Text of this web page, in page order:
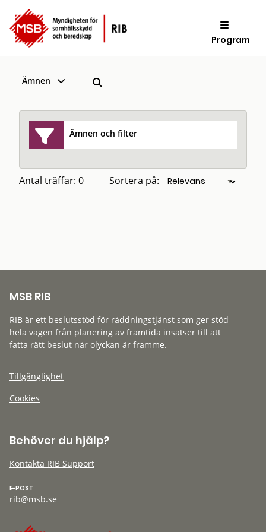
Program
Ämnen
Ämnen och filter
Antal träffar: 0 Sortera på:
MSB RIB
RIB är ett beslutsstöd för räddningstjänst som ger stöd
hela vägen från planering av framtida insatser till att
fatta rätt beslut när olyckan är framme.
Tillgänglighet
Cookies
Behöver du hjälp?
Kontakta RIB Support
E-POST
rib@msb.se